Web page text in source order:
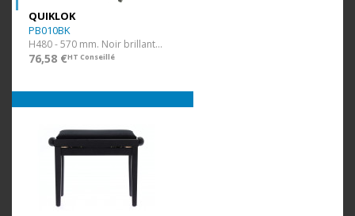
QUIKLOK
PB010BK
H480 - 570 mm. Noir brillant. Assise Velours.
76,58 €HT Conseillé